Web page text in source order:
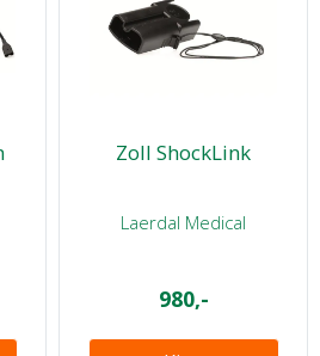
Zoll ShockLink
Laerdal Medical
980,-